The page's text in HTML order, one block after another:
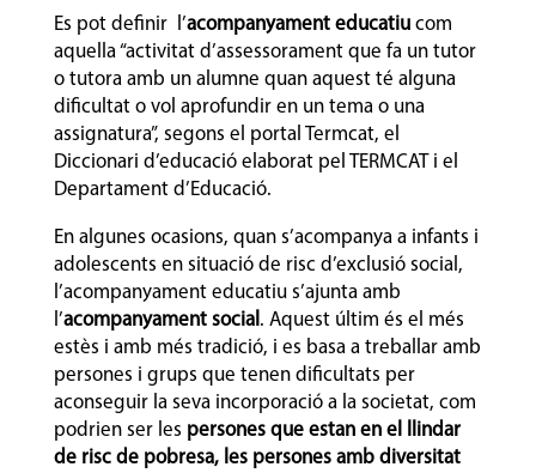
Es pot definir l’acompanyament educatiucom
aquella “activitat d’assessorament que fa un tutor
o tutora amb un alumne quan aquest té alguna
dificultat o vol aprofundir en un tema o una
assignatura”, segons el portal Termcat, el
Diccionari d’educació elaborat pel TERMCAT i el
Departament d’Educació.
En algunes ocasions, quan s’acompanya a infants i
adolescents en situació de risc d’exclusió social,
l’acompanyament educatiu s’ajunta amb
l’acompanyament social . Aquest últim és el més
estès i amb més tradició, i es basa a treballar amb
persones i grups que tenen dificultats per
aconseguir la seva incorporació a la societat, com
podrien ser les persones que estan en el llindar
de risc de pobresa, les persones amb diversitat